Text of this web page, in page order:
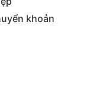
khoản